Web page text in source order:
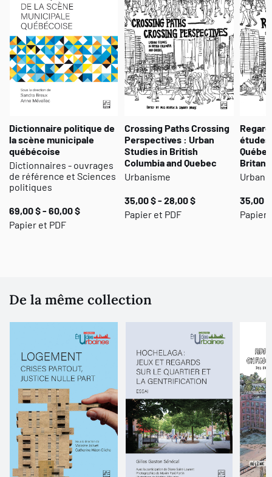
grandes villes du Québec, ce livre décrit tant les particularités que
les divergences des municipalités à l’étude, tout en posant les
premiers jalons d’une réflexion plus vaste sur la dimension
électorale de la démocratie municipale.
Dictionnaire politique de
la scène municipale
québécoise
Dictionnaires - ouvrages
de référence et Sciences
politiques
69,00 $ - 60,00 $
Papier et PDF
Crossing Paths Crossing
Perspectives : Urban
Studies in British
Columbia and Quebec
Urbanisme
35,00 $ - 28,00 $
Papier et PDF
études
35,00
Papier
De la même collection